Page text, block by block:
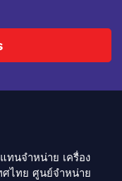
ทนจำหน่าย เครื่อง
ศไทย ศูนย์จำหน่าย